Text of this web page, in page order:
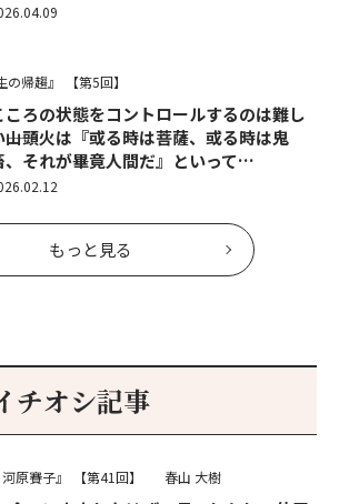
の帰趨』 【第5回】
ころの状態をコントロールするのは難し
――山頭火は『或る時は菩薩、或る時は鬼
、それが畢竟人間だ』といって…
もっと見る
チオシ記事
原賽子』 【第41回】 春山 大樹